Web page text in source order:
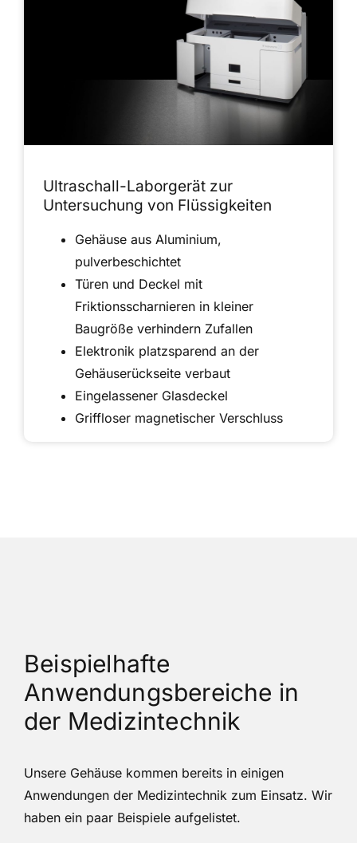
Ultraschall-Laborgerät zur
Untersuchung von Flüssigkeiten
Gehäuse aus Aluminium,
pulverbeschichtet
Türen und Deckel mit
Friktionsscharnieren in kleiner
Baugröße verhindern Zufallen
Elektronik platzsparend an der
Gehäuserückseite verbaut
Eingelassener Glasdeckel
Griffloser magnetischer Verschluss
Beispielhafte
Anwendungsbereiche in
der Medizintechnik
Unsere Gehäuse kommen bereits in einigen
Anwendungen der Medizintechnik zum Einsatz. Wir
haben ein paar Beispiele aufgelistet.